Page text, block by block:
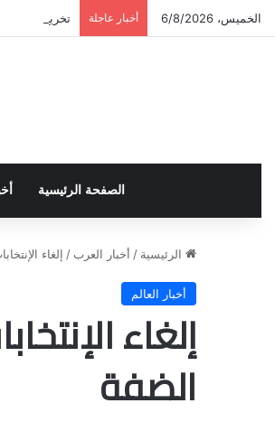
الخميس، 6/8/2026 أخبار عاجلة تخريج دورة
الصفحة الرئيسية
الرئيسية / أخبار العرب / إلغاء
أخبار العالم
إلغاء
الضفة